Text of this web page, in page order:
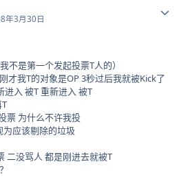
年3月30日
不是第一个发起投票T人的）
才我T的对象是OP 3秒过后我就被Kick了
进入 被T 重新进入 被T
票 为什么不许我投
为应该剔除的垃圾
二没骂人 都是刚进去就被T